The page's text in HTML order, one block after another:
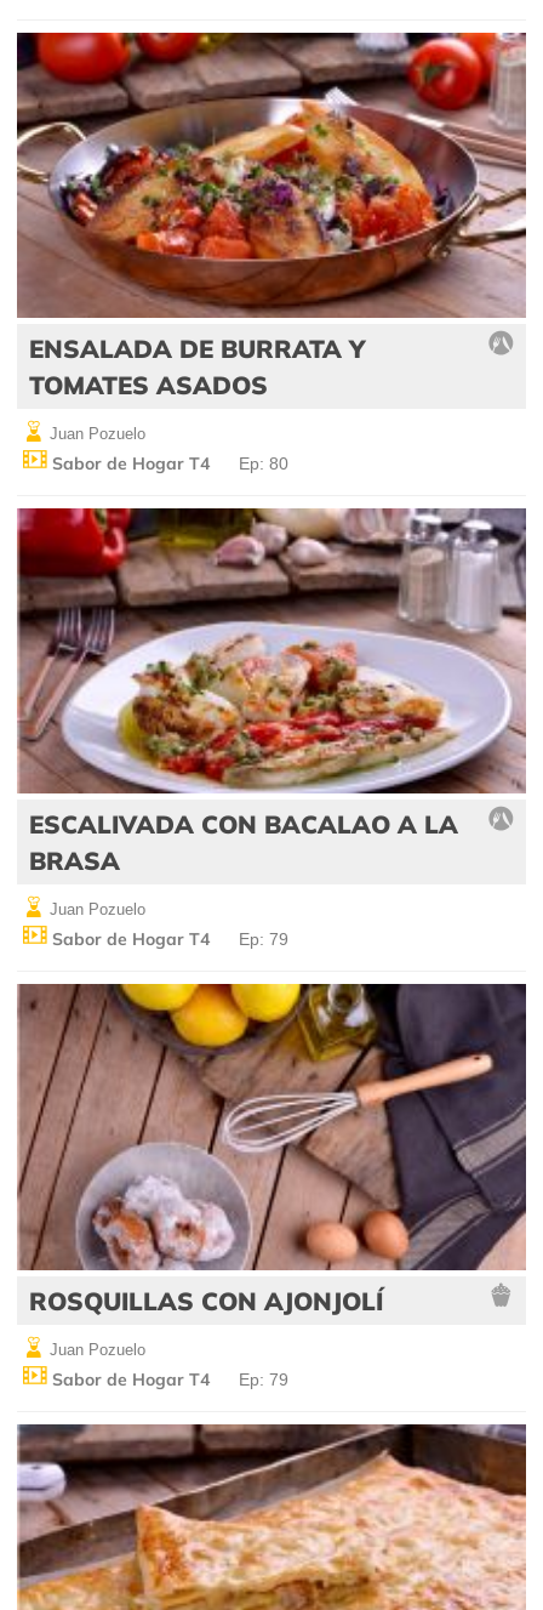
ENSALADA DE BURRATA Y
TOMATES ASADOS
Juan Pozuelo
Sabor de Hogar T4 Ep: 80
ESCALIVADA CON BACALAO A LA
BRASA
Juan Pozuelo
Sabor de Hogar T4 Ep: 79
ROSQUILLAS CON AJONJOLÍ
Juan Pozuelo
Sabor de Hogar T4 Ep: 79